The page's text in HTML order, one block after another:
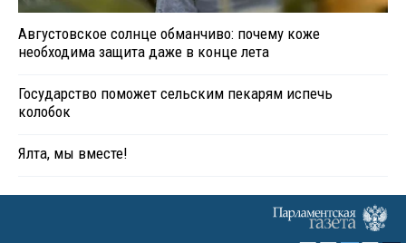
Августовское солнце обманчиво: почему коже
необходима защита даже в конце лета
Государство поможет сельским пекарям испечь
колобок
Ялта, мы вместе!